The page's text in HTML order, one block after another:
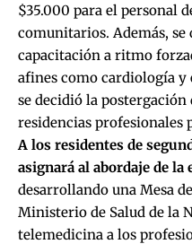
$35.000 para el personal
comunitarios. Además,
capacitación a ritmo
afines como cardiología y
se decidió la postergación
residencias profesionales
A los residentes de
asignará al abordaje de la
desarrollando una Mesa
Ministerio de Salud de la
telemedicina a los